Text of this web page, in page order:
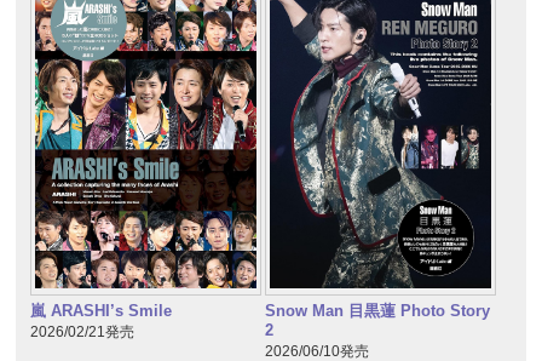
嵐 ARASHI’s Smile
2026/02/21発売
Snow Man 目黒蓮 Photo Story
2
2026/06/10発売